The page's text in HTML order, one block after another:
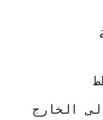
الخارج